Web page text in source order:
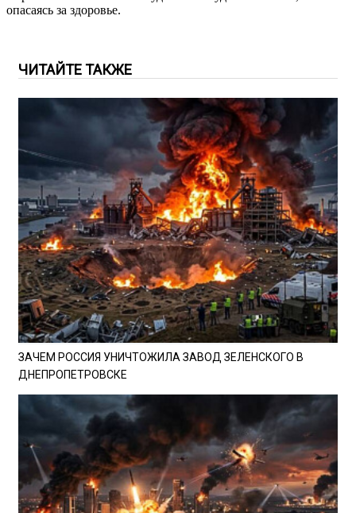
опасаясь за здоровье.
ЧИТАЙТЕ ТАКЖЕ
ЗАЧЕМ РОССИЯ УНИЧТОЖИЛА ЗАВОД ЗЕЛЕНСКОГО В
ДНЕПРОПЕТРОВСКЕ